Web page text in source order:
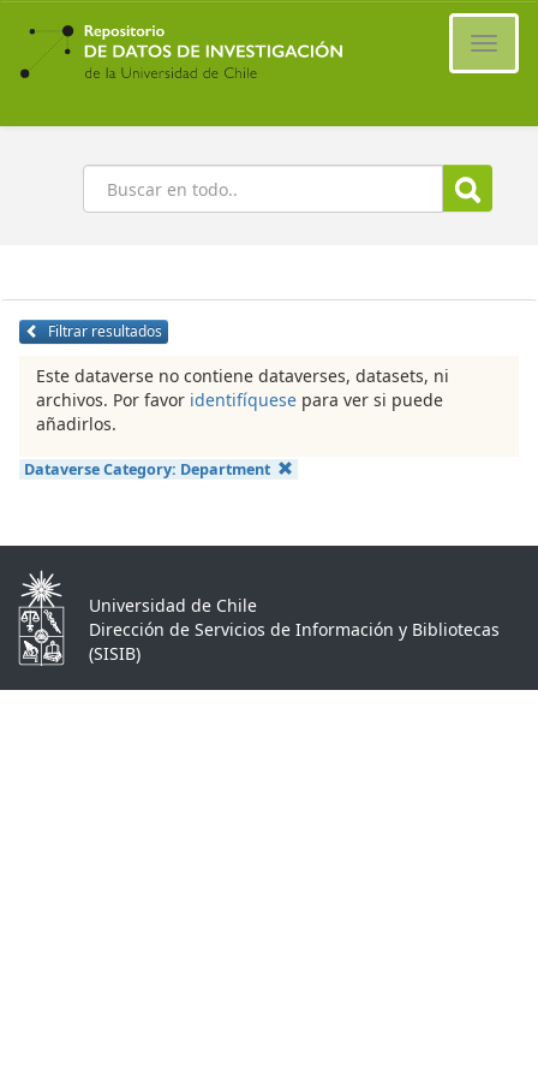
Ir
contenido
principal
Buscar
Filtrar resultados
Este dataverse no contiene dataverses, datasets, ni
archivos. Por favor identifíquese para ver si puede
añadirlos.
Dataverse Category: Department
Universidad de Chile
Dirección de Servicios de Información y Bibliotecas
(SISIB)